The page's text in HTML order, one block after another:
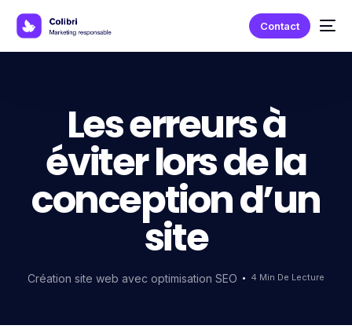
Contact
Les erreurs à
éviter lors de la
conception d’un
site
Création site web avec optimisation SEO 4 Min De Lecture